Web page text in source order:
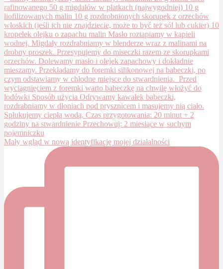
Mały wgląd w nową identyfikację mojej działalności